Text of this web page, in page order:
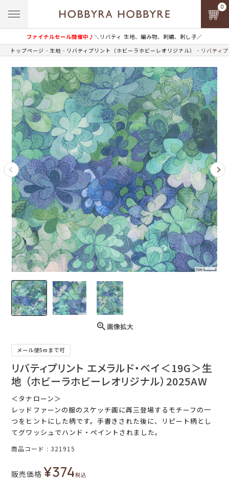
ファイナルセール開催中♪＼リバティ 生地、編み物、刺繍、刺し子／
0
トップページ 生地 リバティプリント（ホビーラホビーレオリジナル） リバティ
画像拡大
メール便5mまで可
リバティプリント エメラルド・ベイ＜19G＞生
地 （ホビーラホビーレオリジナル）2025AW
＜タナローン＞
レッドファーンの服のスケッチ画に再三登場するモチーフの一
つをヒントにした柄です。手書きされた後に、リピート柄とし
てグワッシュでハンド・ペイントされました。
商品コード 321915
販売価格 ¥374税込